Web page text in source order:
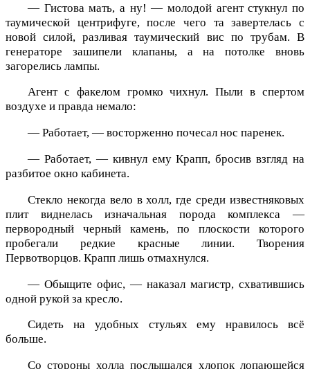
— Гистова мать, а ну! — молодой агент стукнул по
таумической центрифуге, после чего та завертелась с
новой силой, разливая таумический вис по трубам. В
генераторе зашипели клапаны, а на потолке вновь
загорелись лампы.
Агент с факелом громко чихнул. Пыли в спертом
воздухе и правда немало:
— Работает, — восторженно почесал нос паренек.
— Работает, — кивнул ему Крапп, бросив взгляд на
разбитое окно кабинета.
Стекло некогда вело в холл, где среди известняковых
плит виднелась изначальная порода комплекса —
первородный черный камень, по плоскости которого
пробегали редкие красные линии. Творения
Первотворцов. Крапп лишь отмахнулся.
— Обыщите офис, — наказал магистр, схватившись
одной рукой за кресло.
Сидеть на удобных стульях ему нравилось всё
больше.
Со стороны холла послышался хлопок лопающейся